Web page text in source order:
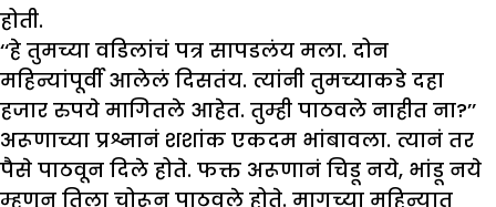
होती.
‘‘हे तुमच्या वडिलांचं पत्र सापडलंय मला. दोन
महिन्यांपूर्वी आलेलं दिसतंय. त्यांनी तुमच्याकडे दहा
हजार रुपये मागितले आहेत. तुम्ही पाठवले नाहीत ना?’’
अरूणाच्या प्रश्नानं शशांक एकदम भांबावला. त्यानं तर
पैसे पाठवून दिले होते. फक्त अरूणानं चिडू नये, भांडू नये
म्हणून तिला चोरून पाठवले होते. मागच्या महिन्यात